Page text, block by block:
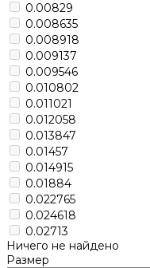
0.00829
0.008635
0.008918
0.009137
0.009546
0.010802
0.011021
0.012058
0.013847
0.01457
0.014915
0.01884
0.022765
0.024618
0.02713
Ничего не найдено
Размер